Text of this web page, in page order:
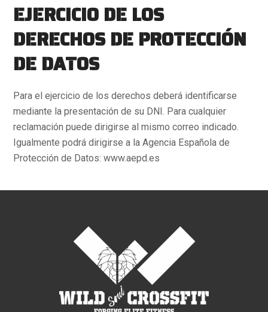
EJERCICIO DE LOS
DERECHOS DE PROTECCIÓN
DE DATOS
Para el ejercicio de los derechos deberá identificarse
mediante la presentación de su DNI. Para cualquier
reclamación puede dirigirse al mismo correo indicado.
Igualmente podrá dirigirse a la Agencia Española de
Protección de Datos: www.aepd.es